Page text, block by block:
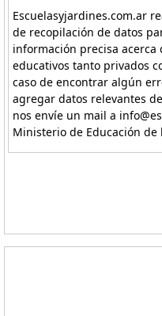
Escuelasyjardines.com.ar
de recopilación de datos
información precisa acerca
educativos tanto privados
caso de encontrar algún
agregar datos relevantes
nos envíe un mail a
Ministerio de Educación